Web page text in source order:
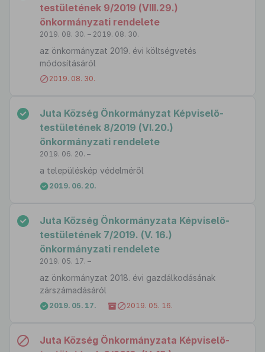
testületének 9/2019 (VIII.29.)
önkormányzati rendelete
2019. 08. 30. – 2019. 08. 30.
az önkormányzat 2019. évi költségvetés
módosításáról
2019. 08. 30.
Juta Község Önkormányzat Képviselő-
testületének 8/2019 (VI.20.)
önkormányzati rendelete
2019. 06. 20. –
a településkép védelméről
2019. 06. 20.
Juta Község Önkormányzata Képviselő-
testületének 7/2019. (V. 16.)
önkormányzati rendelete
2019. 05. 17. –
az önkormányzat 2018. évi gazdálkodásának
zárszámadásáról
2019. 05. 17. 2019. 05. 16.
Juta Község Önkormányzata Képviselő-